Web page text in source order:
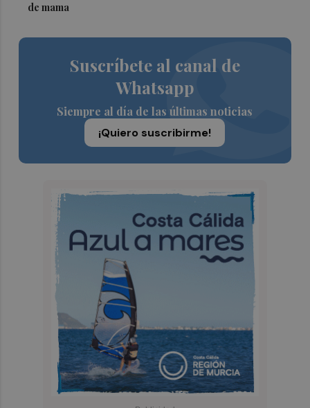
de mama
Suscríbete al canal de
Whatsapp
Siempre al día de las últimas noticias
¡Quiero suscribirme!